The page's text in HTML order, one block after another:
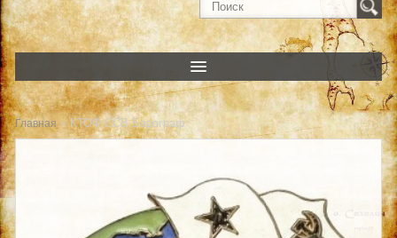
Главная » КТОФ ССВ Барограф